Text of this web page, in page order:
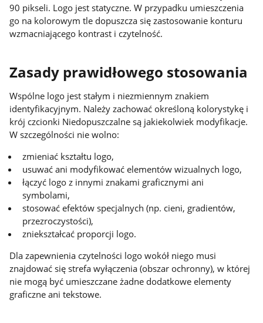
90 pikseli. Logo jest statyczne. W przypadku umieszczenia
go na kolorowym tle dopuszcza się zastosowanie konturu
wzmacniającego kontrast i czytelność.
Zasady prawidłowego stosowania
Wspólne logo jest stałym i niezmiennym znakiem
identyfikacyjnym. Należy zachować określoną kolorystykę i
krój czcionki Niedopuszczalne są jakiekolwiek modyfikacje.
W szczególności nie wolno:
zmieniać kształtu logo,
usuwać ani modyfikować elementów wizualnych logo,
łączyć logo z innymi znakami graficznymi ani
symbolami,
stosować efektów specjalnych (np. cieni, gradientów,
przezroczystości),
zniekształcać proporcji logo.
Dla zapewnienia czytelności logo wokół niego musi
znajdować się strefa wyłączenia (obszar ochronny), w której
nie mogą być umieszczane żadne dodatkowe elementy
graficzne ani tekstowe.